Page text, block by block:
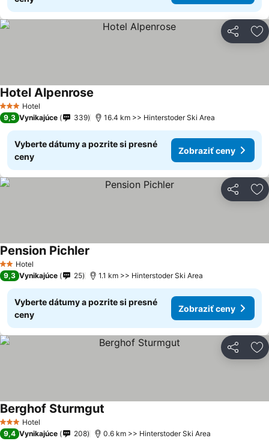
Zdieľať
3 Počet hviezdičiek
Hotel
Hotel Alpenrose
9,3 Vynikajúce 339 16.4 km >> Hinterstoder Ski Area
Vyberte dátumy a pozrite si presné
ceny
Zobraziť ceny
Zdieľať
2 Počet hviezdičiek
Hotel
Pension Pichler
9,3 Vynikajúce 25 1.1 km >> Hinterstoder Ski Area
Vyberte dátumy a pozrite si presné
ceny
Zobraziť ceny
Zdieľať
3 Počet hviezdičiek
Hotel
Berghof Sturmgut
9,4 Vynikajúce 208 0.6 km >> Hinterstoder Ski Area